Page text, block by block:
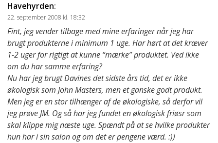
Havehyrden:
22. september 2008 kl. 18:32
Fint, jeg vender tilbage med mine erfaringer når jeg har
brugt produkterne i minimum 1 uge. Har hørt at det kræver
1-2 uger for rigtigt at kunne “mærke” produktet. Ved ikke
om du har samme erfaring?
Nu har jeg brugt Davines det sidste års tid, det er ikke
økologisk som John Masters, men et ganske godt produkt.
Men jeg er en stor tilhænger af de økologiske, så derfor vil
jeg prøve JM. Og så har jeg fundet en økologisk friøsr som
skal klippe mig næste uge. Spændt på at se hvilke produkter
hun har i sin salon og om det er pengene værd. :))